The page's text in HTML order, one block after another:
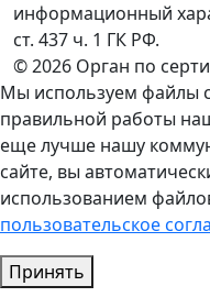
информационный
ст. 437 ч. 1 ГК РФ.
© 2026 Орган по
Мы используем файлы
правильной работы
еще лучше нашу
сайте, вы
использованием
пользовательское
Принять